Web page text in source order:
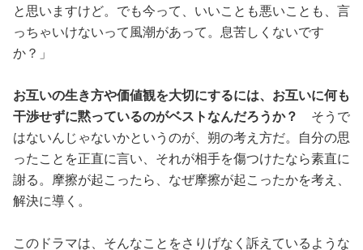
と思いますけど。でも今って、いいことも悪いことも、言
っちゃいけないって風潮があって。息苦しくないです
か？」
お互いの生き方や価値観を大切にするには、お互いに何も
干渉せずに黙っているのがベストなんだろうか？
そうで
はないんじゃないかというのが、朔の考え方だ。自分の思
ったことを正直に言い、それが相手を傷つけたなら素直に
謝る。摩擦が起こったら、なぜ摩擦が起こったかを考え、
解決に導く。
このドラマは、そんなことをさりげなく訴えているような